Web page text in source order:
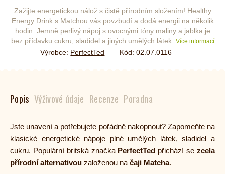
Zažijte energetickou nálož s čistě přírodním složením! Healthy
Energy Drink s Matchou vás povzbudí a dodá energii na několik
hodin. Jemně perlivý nápoj s ovocnými tóny maliny a jablka je
bez přídavku cukru, sladidel a jiných umělých látek. Více informací
Výrobce: PerfectTed Kód: 02.07.0116
Popis Výživové údaje Recenze Poradna
Jste unavení a potřebujete pořádně nakopnout? Zapomeňte na
klasické energetické nápoje plné umělých látek, sladidel a
cukru. Populární britská značka PerfectTed přichází sezcela
přírodní alternativou založenou na čaji Matcha.